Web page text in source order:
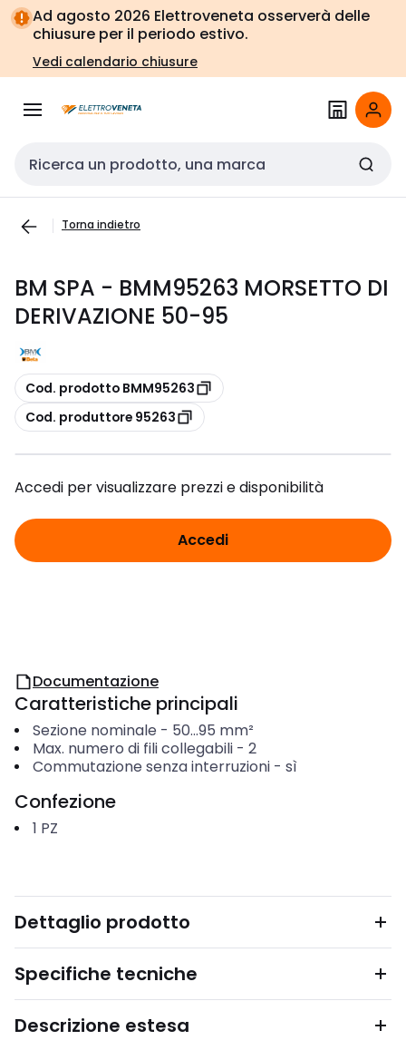
Vai alla
navigazione
Vai
alla
pagina
Ad agosto 2026 Elettroveneta osserverà delle
chiusure per il periodo estivo.
Vedi calendario chiusure
Cerca input
Torna indietro
BM SPA - BMM95263 MORSETTO DI
DERIVAZIONE 50-95
copia
Cod. prodotto BMM95263
copia
Cod. produttore 95263
Accedi per visualizzare prezzi e disponibilità
Accedi
Documentazione
Caratteristiche principali
Sezione nominale - 50...95 mm²
Max. numero di fili collegabili- 2
Commutazione senza interruzioni- sì
Confezione
1 PZ
Dettaglio prodotto
Specifiche tecniche
Descrizione estesa